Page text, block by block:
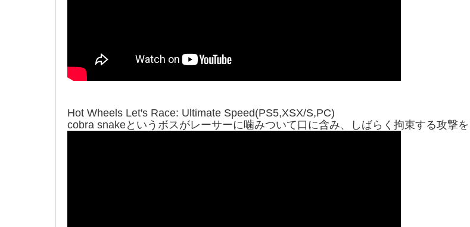
Hot Wheels Let's Race: Ultimate Speed(PS5,XSX/S,PC)
cobra snakeというボスがレーサーに噛みついて口に含み、しばらく拘束する攻撃